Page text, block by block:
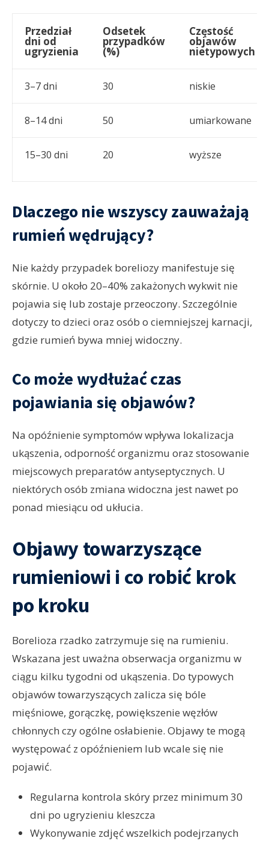
Przedział
dni od
ugryzienia
Odsetek
przypadków
(%)
Częstość
objawów
nietypowych
3–7 dni 30 niskie
8–14 dni 50 umiarkowane
15–30 dni 20 wyższe
Dlaczego nie wszyscy zauważają
rumień wędrujący?
Nie każdy przypadek boreliozy manifestuje się
skórnie. U około 20–40% zakażonych wykwit nie
pojawia się lub zostaje przeoczony. Szczególnie
dotyczy to dzieci oraz osób o ciemniejszej karnacji,
gdzie rumień bywa mniej widoczny.
Co może wydłużać czas
pojawiania się objawów?
Na opóźnienie symptomów wpływa lokalizacja
ukąszenia, odporność organizmu oraz stosowanie
miejscowych preparatów antyseptycznych. U
niektórych osób zmiana widoczna jest nawet po
ponad miesiącu od ukłucia.
Objawy towarzyszące
rumieniowi i co robić krok
po kroku
Borelioza rzadko zatrzymuje się na rumieniu.
Wskazana jest uważna obserwacja organizmu w
ciągu kilku tygodni od ukąszenia. Do typowych
objawów towarzyszących zalicza się bóle
mięśniowe, gorączkę, powiększenie węzłów
chłonnych czy ogólne osłabienie. Objawy te mogą
występować z opóźnieniem lub wcale się nie
pojawić.
Regularna kontrola skóry przez minimum 30
dni po ugryzieniu kleszcza
Wykonywanie zdjęć wszelkich podejrzanych